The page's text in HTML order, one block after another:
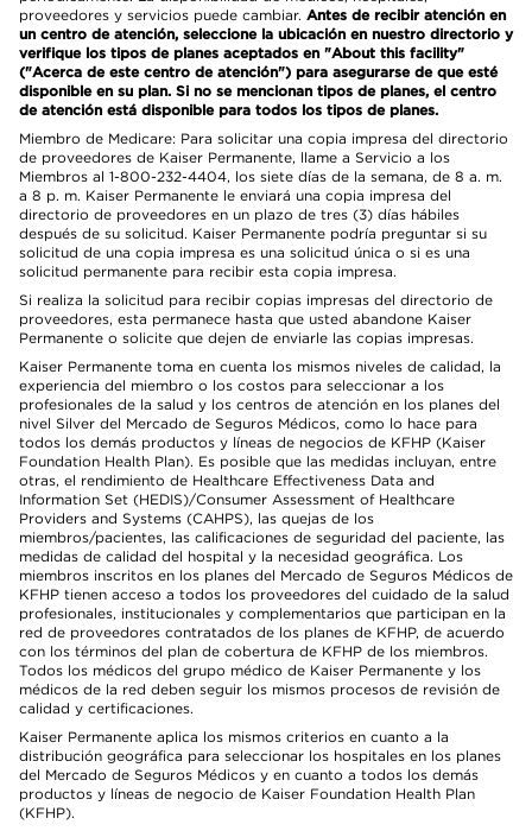
proveedores y servicios puede cambiar. Antes de recibir atención en
un centro de atención, seleccione la ubicación en nuestro directorio y
verifique los tipos de planes aceptados en "About this facility"
("Acerca de este centro de atención") para asegurarse de que esté
disponible en su plan. Si no se mencionan tipos de planes, el centro
de atención está disponible para todos los tipos de planes.
Miembro de Medicare: Para solicitar una copia impresa del directorio
de proveedores de Kaiser Permanente, llame a Servicio a los
Miembros al 1-800-232-4404, los siete días de la semana, de 8 a. m.
a 8 p. m. Kaiser Permanente le enviará una copia impresa del
directorio de proveedores en un plazo de tres (3) días hábiles
después de su solicitud. Kaiser Permanente podría preguntar si su
solicitud de una copia impresa es una solicitud única o si es una
solicitud permanente para recibir esta copia impresa.
Si realiza la solicitud para recibir copias impresas del directorio de
proveedores, esta permanece hasta que usted abandone Kaiser
Permanente o solicite que dejen de enviarle las copias impresas.
Kaiser Permanente toma en cuenta los mismos niveles de calidad, la
experiencia del miembro o los costos para seleccionar a los
profesionales de la salud y los centros de atención en los planes del
nivel Silver del Mercado de Seguros Médicos, como lo hace para
todos los demás productos y líneas de negocios de KFHP (Kaiser
Foundation Health Plan). Es posible que las medidas incluyan, entre
otras, el rendimiento de Healthcare Effectiveness Data and
Information Set (HEDIS)/Consumer Assessment of Healthcare
Providers and Systems (CAHPS), las quejas de los
miembros/pacientes, las calificaciones de seguridad del paciente, las
medidas de calidad del hospital y la necesidad geográfica. Los
miembros inscritos en los planes del Mercado de Seguros Médicos de
KFHP tienen acceso a todos los proveedores del cuidado de la salud
profesionales, institucionales y complementarios que participan en la
red de proveedores contratados de los planes de KFHP, de acuerdo
con los términos del plan de cobertura de KFHP de los miembros.
Todos los médicos del grupo médico de Kaiser Permanente y los
médicos de la red deben seguir los mismos procesos de revisión de
calidad y certificaciones.
Kaiser Permanente aplica los mismos criterios en cuanto a la
distribución geográfica para seleccionar los hospitales en los planes
del Mercado de Seguros Médicos y en cuanto a todos los demás
productos y líneas de negocio de Kaiser Foundation Health Plan
(KFHP).